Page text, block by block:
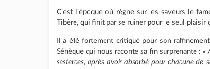
C'est l'époque où règne sur les saveurs le
Tibère, qui finit par se ruiner pour le seul plaisir
Il a été fortement critiqué pour son
Sénèque qui nous raconte sa fin surprenante : «
sesterces, après avoir absorbé pour chacune de